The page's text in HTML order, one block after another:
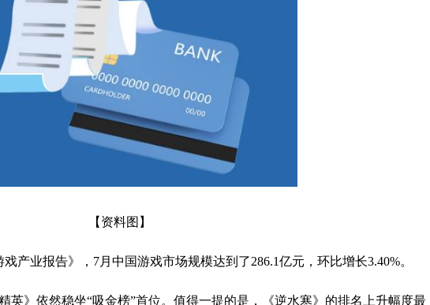
【资料图】
产业报告》，7月中国游戏市场规模达到了286.1亿元，环比增长3.40%。
英》依然稳坐“吸金榜”首位。值得一提的是，《逆水寒》的排名上升幅度最